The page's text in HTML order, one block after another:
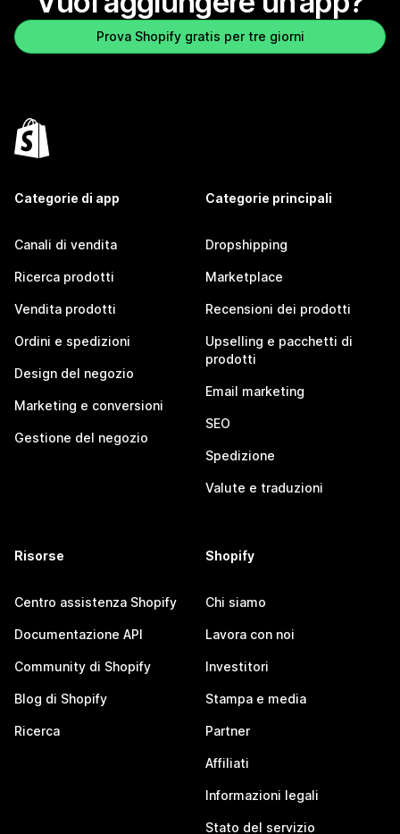
Prova Shopify gratis per tre giorni
Categorie di app
Canali di vendita
Ricerca prodotti
Vendita prodotti
Ordini e spedizioni
Design del negozio
Marketing e conversioni
Gestione del negozio
Categorie principali
Dropshipping
Marketplace
Recensioni dei prodotti
Upselling e pacchetti di
prodotti
Email marketing
SEO
Spedizione
Valute e traduzioni
Risorse
Centro assistenza Shopify
Documentazione API
Community di Shopify
Blog di Shopify
Ricerca
Shopify
Chi siamo
Lavora con noi
Investitori
Stampa e media
Partner
Affiliati
Informazioni legali
Stato del servizio